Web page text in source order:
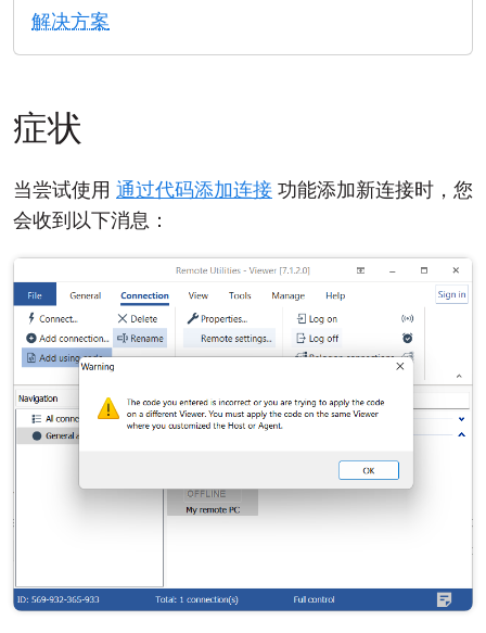
解决方案
症状
当尝试使用 通过代码添加连接 功能添加新连接时，您
会收到以下消息：
MSI 配置